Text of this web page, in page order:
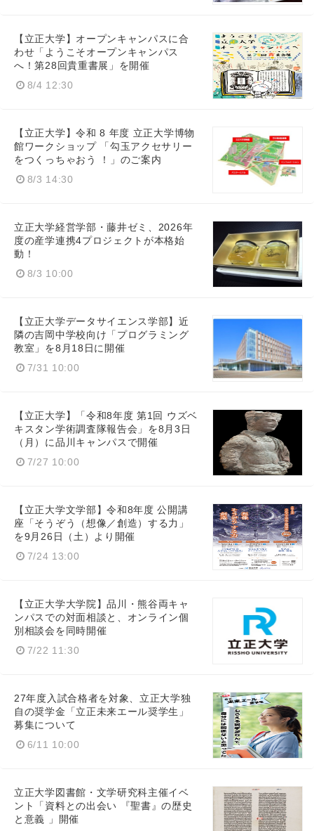
【立正大学】オープンキャンパスに合
わせ「ようこそオープンキャンパス
へ！第28回貴重書展」を開催
8/4 12:30
【立正大学】令和 8 年度 立正大学博物
館ワークショップ 「勾玉アクセサリー
をつくっちゃおう ！」のご案内
8/3 14:30
立正大学経営学部・藤井ゼミ、2026年
度の産学連携4プロジェクトが本格始
動！
8/3 10:00
【立正大学データサイエンス学部】近
隣の吉岡中学校向け「プログラミング
教室」を8月18日に開催
7/31 10:00
【立正大学】「令和8年度 第1回 ウズベ
キスタン学術調査隊報告会」を8月3日
（月）に品川キャンパスで開催
7/27 10:00
【立正大学文学部】令和8年度 公開講
座「そうぞう（想像／創造）する力」
を9月26日（土）より開催
7/24 13:00
【立正大学大学院】品川・熊谷両キャ
ンパスでの対面相談と、オンライン個
別相談会を同時開催
7/22 11:30
27年度入試合格者を対象、立正大学独
自の奨学金「立正未来エール奨学生」
募集について
6/11 10:00
立正大学図書館・文学研究科主催イベ
ント「資料との出会い 『聖書』の歴史
と意義 」開催